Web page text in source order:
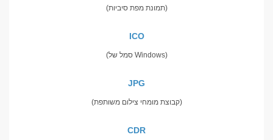
(תמונת מפת סיביות)
ICO
(סמל של Windows)
JPG
(קבוצת מומחי צילום משותפת)
CDR